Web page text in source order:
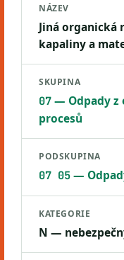
NÁZEV
Jiná organická
kapaliny a
SKUPINA
07— Odpady z
procesů
PODSKUPINA
07 05—
KATEGORIE
N —